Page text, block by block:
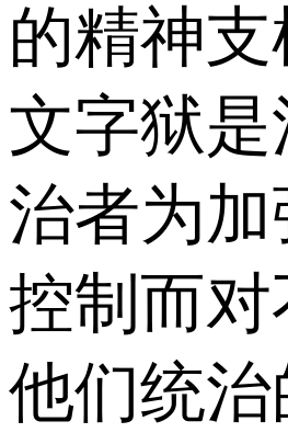
的精神
文字狱
治者为加
控制而
他们统